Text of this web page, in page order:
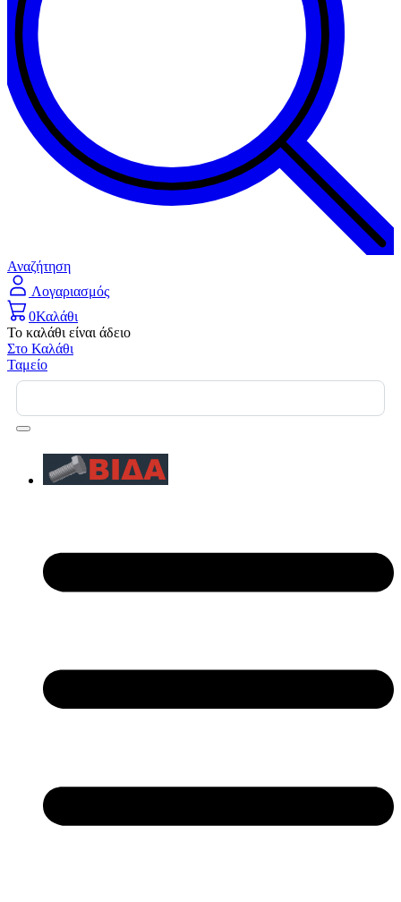
Αναζήτηση
Λογαριασμός
0Καλάθι
Το καλάθι είναι άδειο
Στο Καλάθι
Ταμείο